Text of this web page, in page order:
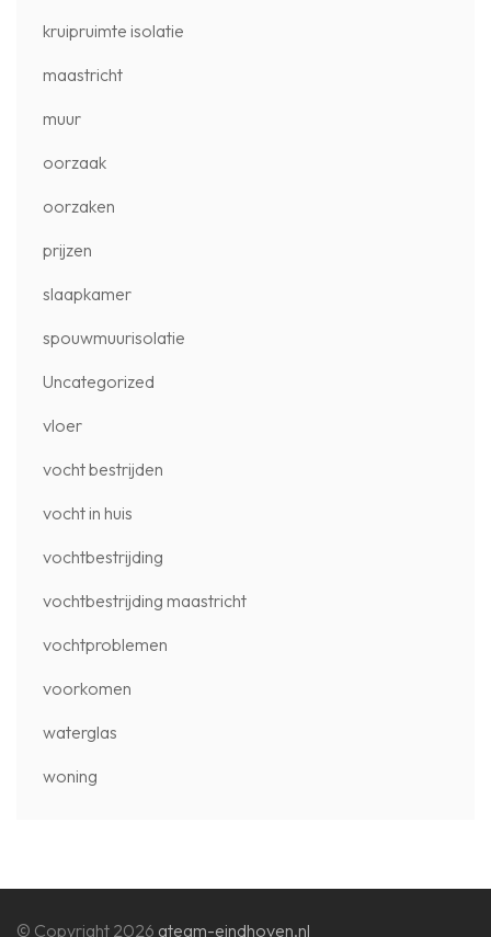
kruipruimte isolatie
maastricht
muur
oorzaak
oorzaken
prijzen
slaapkamer
spouwmuurisolatie
Uncategorized
vloer
vocht bestrijden
vocht in huis
vochtbestrijding
vochtbestrijding maastricht
vochtproblemen
voorkomen
waterglas
woning
© Copyright 2026 ateam-eindhoven.nl